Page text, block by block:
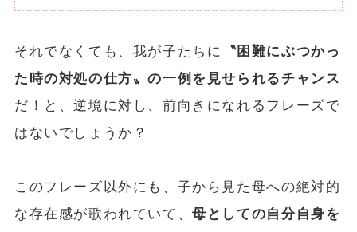
それでなくても、我が子たちに
〝困難にぶつかっ
た時の対処の仕方〟の一例を見せられるチャンス
だ！と、逆境に対し、前向きになれるフレーズで
はないでしょうか？
このフレーズ以外にも、 子から見た母への絶対的
な存在感が歌われていて、母としての自分自身を